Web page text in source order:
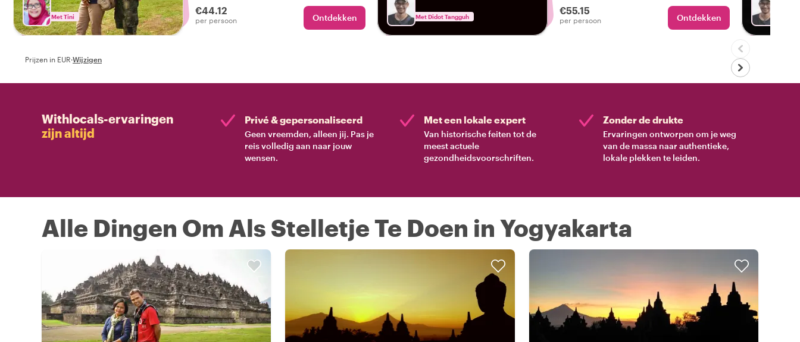
Met Tini
€44.12
per persoon Ontdekken Met Didot Tangguh
€55.15
per persoon Ontdekken
Prijzen in EUR·Wijzigen
Withlocals-ervaringen
zijn altijd
Privé & gepersonaliseerd
Geen vreemden, alleen jij. Pas je
reis volledig aan naar jouw
wensen.
Met een lokale expert
Van historische feiten tot de
meest actuele
gezondheidsvoorschriften.
Zonder de drukte
Ervaringen ontworpen om je weg
van de massa naar authentieke,
lokale plekken te leiden.
Alle Dingen Om Als Stelletje Te Doen in Yogyakarta